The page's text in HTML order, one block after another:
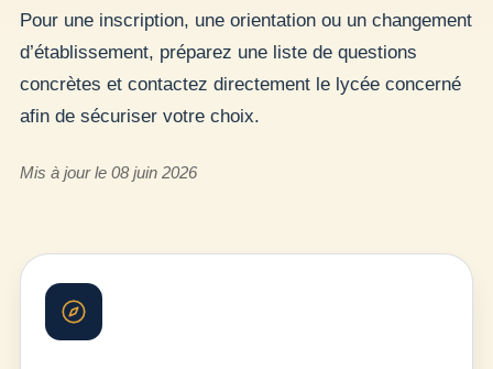
Pour une inscription, une orientation ou un changement
d’établissement, préparez une liste de questions
concrètes et contactez directement le lycée concerné
afin de sécuriser votre choix.
Mis à jour le 08 juin 2026